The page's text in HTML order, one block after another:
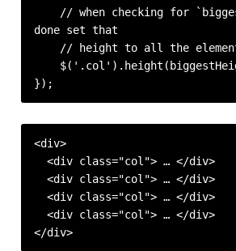
done set that
});
<div>
  <div class="col"> … </div>
  <div class="col"> … </div>
  <div class="col"> … </div>
  <div class="col"> … </div>
</div>